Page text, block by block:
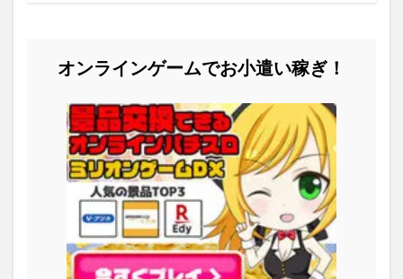
オンラインゲームでお小遣い稼ぎ！